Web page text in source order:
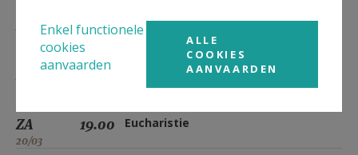
06/03
19.00 Eucharistie
19.00 Eucharistie
ZA
20/03
19.00 Eucharistie
Enkel functionele
cookies
aanvaarden
ALLE
COOKIES
AANVAARDEN